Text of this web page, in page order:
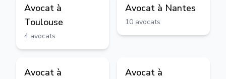
Avocat à
Toulouse
4 avocats
Avocat à Nantes
10 avocats
Avocat à
Avocat à